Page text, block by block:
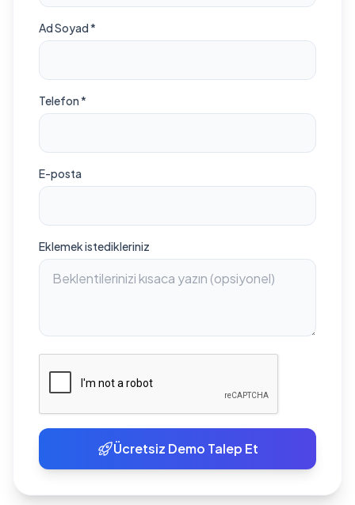
Ad Soyad *
Telefon *
E-posta
Eklemek istedikleriniz
Ücretsiz Demo Talep Et